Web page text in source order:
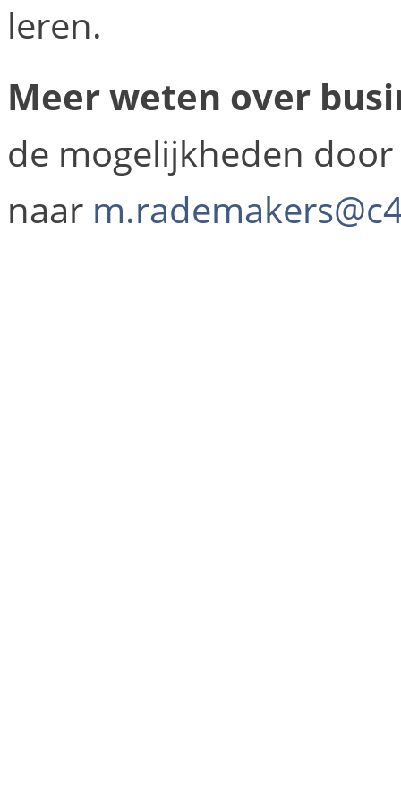
leren.
Meer weten over
de mogelijkheden
naar